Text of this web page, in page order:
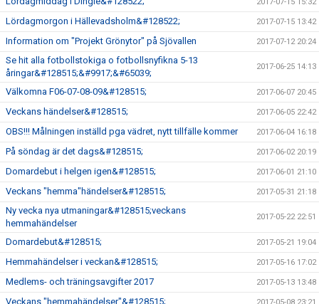
2017-07-15 15:32
Lördagmorgon i Hällevadsholm&#128522; 2017-07-15 13:42
Information om "Projekt Grönytor" på Sjövallen 2017-07-12 20:24
Se hit alla fotbollstokiga o fotbollsnyfikna 5-13
åringar&#128515;&#9917;&#65039;
2017-06-25 14:13
Välkomna F06-07-08-09&#128515; 2017-06-07 20:45
Veckans händelser&#128515; 2017-06-05 22:42
OBS!!! Målningen inställd pga vädret, nytt tillfälle kommer 2017-06-04 16:18
På söndag är det dags&#128515; 2017-06-02 20:19
Domardebut i helgen igen&#128515; 2017-06-01 21:10
Veckans "hemma"händelser&#128515; 2017-05-31 21:18
Ny vecka nya utmaningar&#128515;veckans
hemmahändelser
2017-05-22 22:51
Domardebut&#128515; 2017-05-21 19:04
Hemmahändelser i veckan&#128515; 2017-05-16 17:02
Medlems- och träningsavgifter 2017 2017-05-13 13:48
Veckans "hemmahändelser"&#128515;